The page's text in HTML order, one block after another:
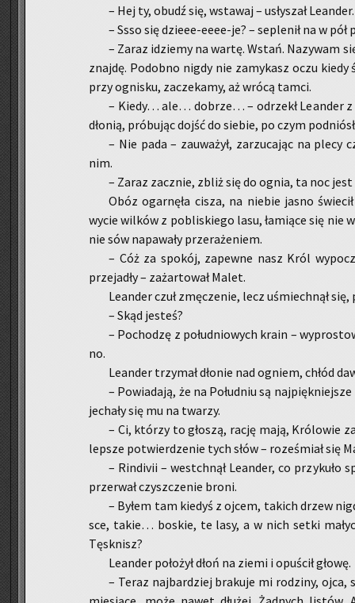
– Hej ty, obudź się, wsta­waj – usły­szał
– Ssso się dzie­ee-eeee-je? – se­ple­nił na w
– Zaraz idzie­my na wartę. Wstań. Na­zy­wam
znaj­dę. Po­dob­no nigdy nie za­my­kasz oczu kiedy
przy ogni­sku, za­cze­ka­my, aż wrócą tamci.
– Kiedy… ale… do­brze… – od­rzekł Le­an­der z
dło­nią, pró­bu­jąc dojść do sie­bie, po czym
– Nie pada – za­uwa­żył, za­rzu­ca­jąc na plecy
nim.
– Zaraz za­cznie, zbliż się do ognia, ta noc jest
Obóz ogar­nę­ła cisza, na nie­bie jasno
wycie wil­ków z po­bli­skie­go lasu, ła­mią­ce się nie
nie sów na­pa­wa­ły prze­ra­że­niem.
– Cóż za spo­kój, za­pew­ne nasz Król
prze­ja­dły – za­żar­to­wał Malet.
Le­an­der czuł zmę­cze­nie, lecz uśmiech­nął się,
– Skąd je­steś?
– Po­cho­dzę z po­łu­dnio­wych krain –
no.
Le­an­der trzy­mał dło­nie nad ogniem, chłód
– Po­wia­da­ją, że na Po­łu­dniu są
je­cha­ły się mu na twa­rzy.
– Ci, któ­rzy to gło­szą, rację mają, Kró­lo­wie
lep­sze po­twier­dze­nie tych słów – ro­ze­śmiał się
– Rin­di­vii – wes­tchnął Le­an­der, co
prze­rwał czysz­cze­nie broni.
– Byłem tam kie­dyś z ojcem, ta­kich drzew
sce, takie… bo­skie, te lasy, a w nich setki
Tę­sk­nisz?
Le­an­der po­ło­żył dłoń na ziemi i opu­ścił głowę.
– Teraz naj­bar­dziej bra­ku­je mi ro­dzi­ny,